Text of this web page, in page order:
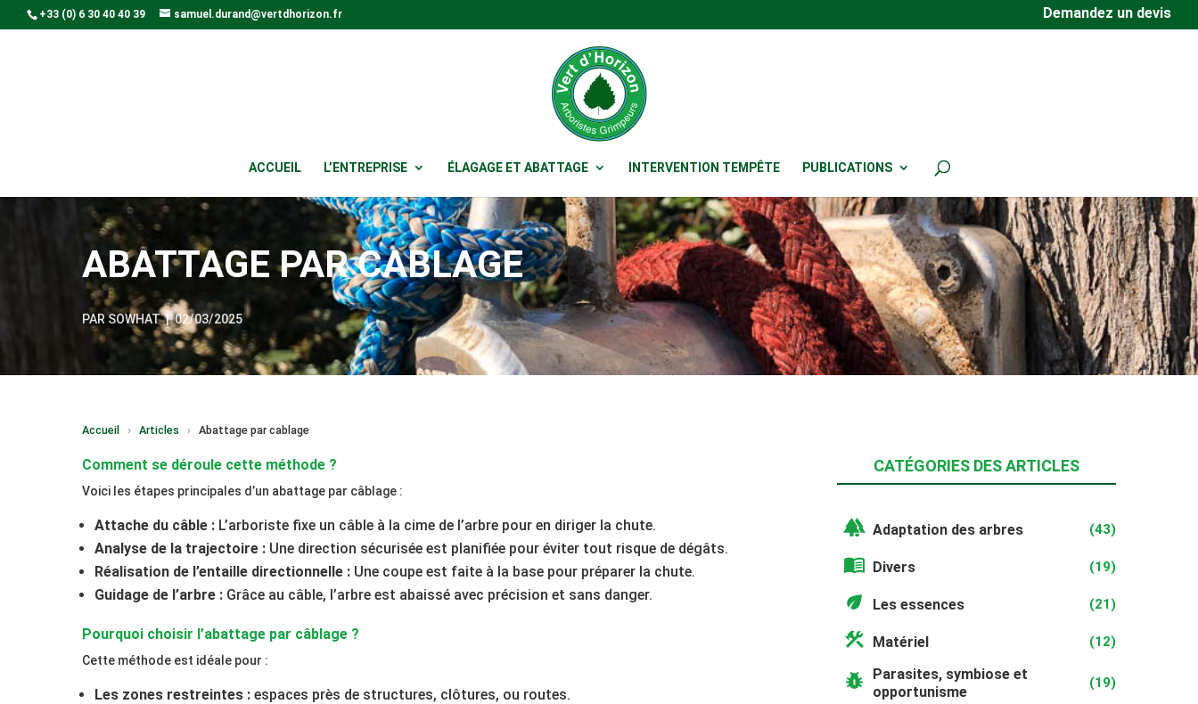
+33 (0) 6 30 40 40 39 samuel.durand@vertdhorizon.fr Demandez un devis
ACCUEIL L’ENTREPRISE ÉLAGAGE ET ABATTAGE INTERVENTION TEMPÊTE PUBLICATIONS
ABATTAGE PAR CABLAGE
PARSOWHAT|02/03/2025
Accueil › Articles › Abattage par cablage
Comment se déroule cette méthode ?
Voici les étapes principales d’un abattage par câblage :
Attache du câble : L’arboriste fixe un câble à la cime de l’arbre pour en diriger la chute.
Analyse de la trajectoire : Une direction sécurisée est planifiée pour éviter tout risque de dégâts.
Réalisation de l’entaille directionnelle : Une coupe est faite à la base pour préparer la chute.
Guidage de l’arbre : Grâce au câble, l’arbre est abaissé avec précision et sans danger.
Pourquoi choisir l’abattage par câblage ?
Cette méthode est idéale pour :
Les zones restreintes : espaces près de structures, clôtures, ou routes.
CATÉGORIES DES ARTICLES
forest Adaptation des arbres (43)
menu_book Divers (19)
eco Les essences (21)
construction Matériel (12)
pest_control
Parasites, symbiose et
opportunisme
(19)